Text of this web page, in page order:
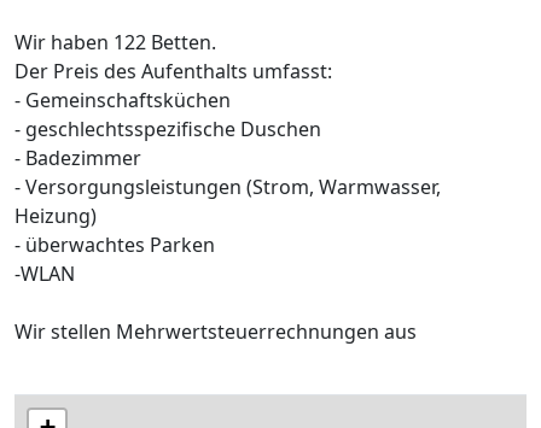
Wir haben 122 Betten.
Der Preis des Aufenthalts umfasst:
- Gemeinschaftsküchen
- geschlechtsspezifische Duschen
- Badezimmer
- Versorgungsleistungen (Strom, Warmwasser,
Heizung)
- überwachtes Parken
-WLAN
Wir stellen Mehrwertsteuerrechnungen aus